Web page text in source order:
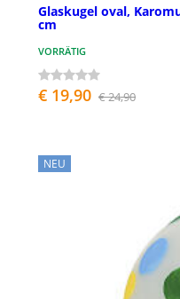
Glaskugel oval,
cm
VORRÄTIG
€ 19,90 € 24,90
NEU